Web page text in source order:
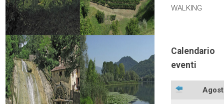
WALKING
Calendario
eventi